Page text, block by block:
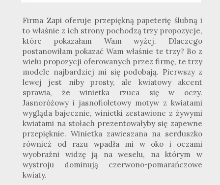
Firma Zapi oferuje przepiękną papeterię ślubną i
to właśnie z ich strony pochodzą trzy propozycje,
które pokazałam Wam wyżej. Dlaczego
postanowiłam pokazać Wam właśnie te trzy? Bo z
wielu propozycji oferowanych przez firmę, te trzy
modele najbardziej mi się podobają. Pierwszy z
lewej jest niby prosty, ale kwiatowy akcent
sprawia, że winietka rzuca się w oczy.
Jasnoróżowy i jasnofioletowy motyw z kwiatami
wygląda bajecznie, winietki zestawione z żywymi
kwiatami na stołach prezentowałyby się zapewne
przepięknie. Winietka zawieszana na serduszko
również od razu wpadła mi w oko i oczami
wyobraźni widzę ją na weselu, na którym w
wystroju dominują czerwono-pomarańczowe
kwiaty.